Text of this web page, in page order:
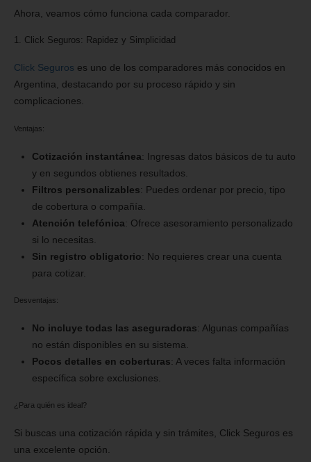
Ahora, veamos cómo funciona cada comparador.
1. Click Seguros: Rapidez y Simplicidad
Click Seguros es uno de los comparadores más conocidos en
Argentina, destacando por su proceso rápido y sin
complicaciones.
Ventajas:
Cotización instantánea: Ingresas datos básicos de tu auto
y en segundos obtienes resultados.
Filtros personalizables: Puedes ordenar por precio, tipo
de cobertura o compañía.
Atención telefónica: Ofrece asesoramiento personalizado
si lo necesitas.
Sin registro obligatorio: No requieres crear una cuenta
para cotizar.
Desventajas:
No incluye todas las aseguradoras: Algunas compañías
no están disponibles en su sistema.
Pocos detalles en coberturas: A veces falta información
específica sobre exclusiones.
¿Para quién es ideal?
Si buscas una cotización rápida y sin trámites, Click Seguros es
una excelente opción.